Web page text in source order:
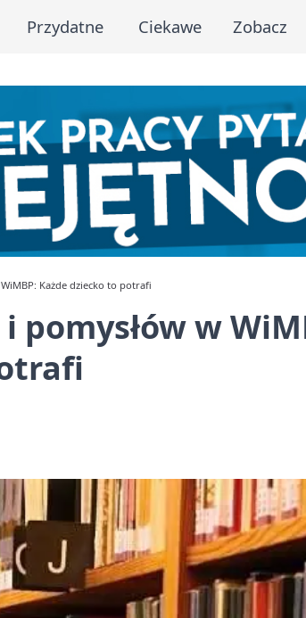
Przydatne Ciekawe Zobacz
Każde dziecko to potrafi
pomysłów w